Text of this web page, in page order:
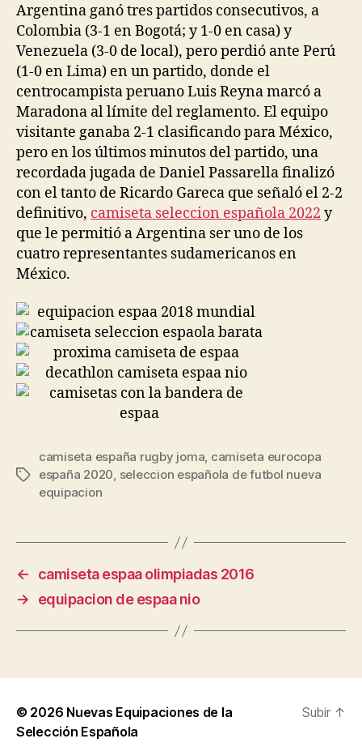
Argentina ganó tres partidos consecutivos, a
Colombia (3-1 en Bogotá; y 1-0 en casa) y
Venezuela (3-0 de local), pero perdió ante Perú
(1-0 en Lima) en un partido, donde el
centrocampista peruano Luis Reyna marcó a
Maradona al límite del reglamento. El equipo
visitante ganaba 2-1 clasificando para México,
pero en los últimos minutos del partido, una
recordada jugada de Daniel Passarella finalizó
con el tanto de Ricardo Gareca que señaló el 2-2
definitivo, camiseta seleccion española 2022 y
que le permitió a Argentina ser uno de los
cuatro representantes sudamericanos en
México.
Etiquetas
camiseta españa rugby joma, camiseta eurocopa
españa 2020, seleccion española de futbol nueva
equipacion
←
camiseta espaa olimpiadas 2016
→
equipacion de espaa nio
© 2026 Nuevas Equipaciones de la
Selección Española
Subir ↑